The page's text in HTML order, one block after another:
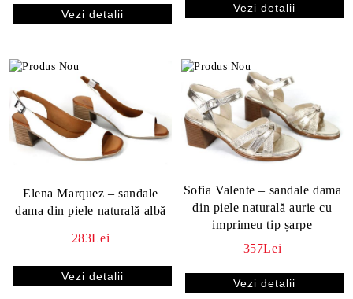
Vezi detalii
Vezi detalii
Elena Marquez – sandale
dama din piele naturală albă
283Lei
Vezi detalii
Sofia Valente – sandale dama
din piele naturală aurie cu
imprimeu tip șarpe
357Lei
Vezi detalii